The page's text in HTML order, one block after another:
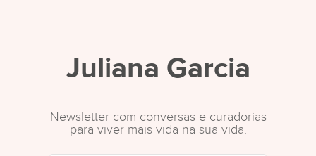
Juliana Garcia
Newsletter com conversas e curadorias
para viver mais vida na sua vida.